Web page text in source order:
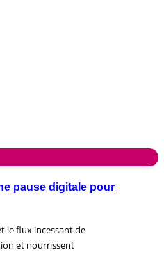
pause digitale pour
le flux incessant de
et nourrissent